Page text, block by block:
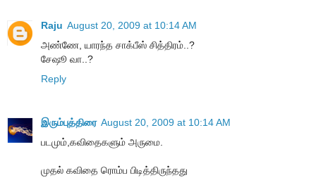
Raju August 20, 2009 at 10:14 AM
அண்ணே, யாரந்த சாக்பீஸ் சித்திரம்..?
சேஷூ வா..?
Reply
இரும்புத்திரை August 20, 2009 at 10:14 AM
படமும்,கவிதைகளும் அருமை.
முதல் கவிதை ரொம்ப பிடித்திருந்தது